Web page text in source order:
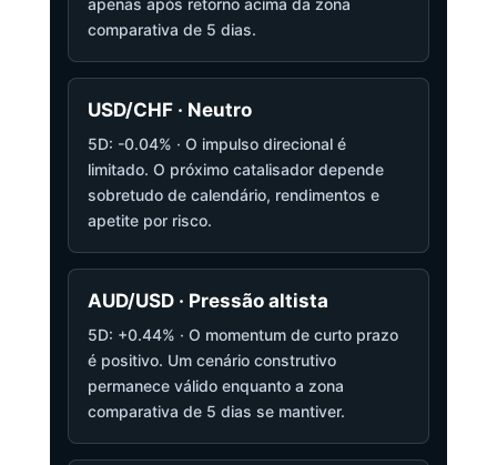
apenas após retorno acima da zona
comparativa de 5 dias.
USD/CHF · Neutro
5D: -0.04% · O impulso direcional é
limitado. O próximo catalisador depende
sobretudo de calendário, rendimentos e
apetite por risco.
AUD/USD · Pressão altista
5D: +0.44% · O momentum de curto prazo
é positivo. Um cenário construtivo
permanece válido enquanto a zona
comparativa de 5 dias se mantiver.